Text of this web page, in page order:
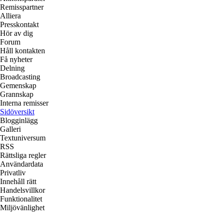
Remisspartner
Alliera
Presskontakt
Hör av dig
Forum
Håll kontakten
Få nyheter
Delning
Broadcasting
Gemenskap
Grannskap
Interna remisser
Sidöversikt
Blogginlägg
Galleri
Textuniversum
RSS
Rättsliga regler
Användardata
Privatliv
Innehåll rätt
Handelsvillkor
Funktionalitet
Miljövänlighet